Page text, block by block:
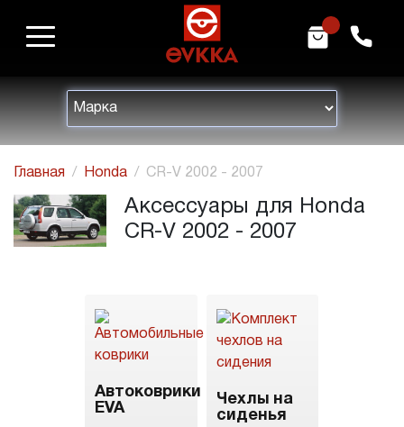
h m
Главная Honda CR-V 2002 - 2007
Аксессуары для Honda
CR-V 2002 - 2007
Автоковрики
EVA
Чехлы на
сиденья